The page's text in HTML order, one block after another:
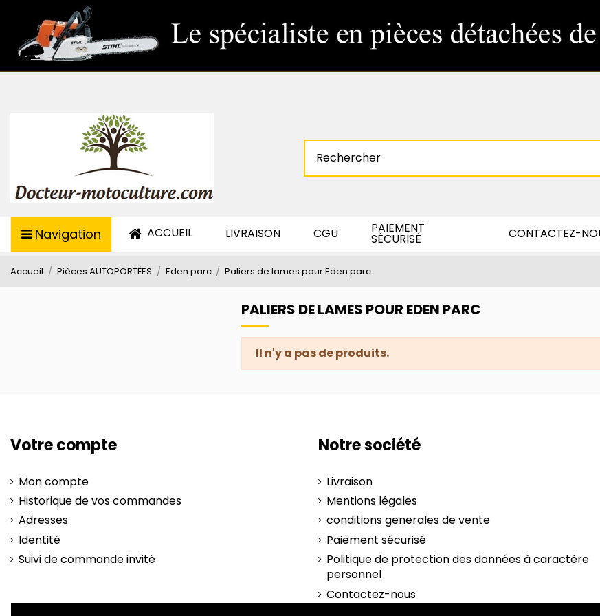
Navigation ACCUEIL LIVRAISON CGU PAIEMENT
SÉCURISÉ CONTACTEZ-
Accueil Pièces AUTOPORTÉES Eden parc Paliers de lames pour Eden parc
PALIERS DE LAMES POUR EDEN PARC
Il n'y a pas de produits.
Votre compte
Mon compte
Historique de vos commandes
Adresses
Identité
Suivi de commande invité
Notre société
Livraison
Mentions légales
conditions generales de vente
Paiement sécurisé
Politique de protection des données à caractère
personnel
Contactez-nous